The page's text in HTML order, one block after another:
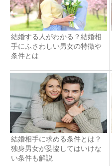
結婚する人がわかる？結婚相
手にふさわしい男女の特徴や
条件とは
結婚相手に求める条件とは？
独身男女が妥協してはいけな
い条件も解説